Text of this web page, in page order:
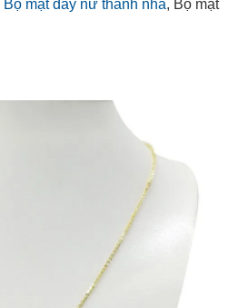
Bộ mặt dây nữ thanh nhã, Bộ mặt